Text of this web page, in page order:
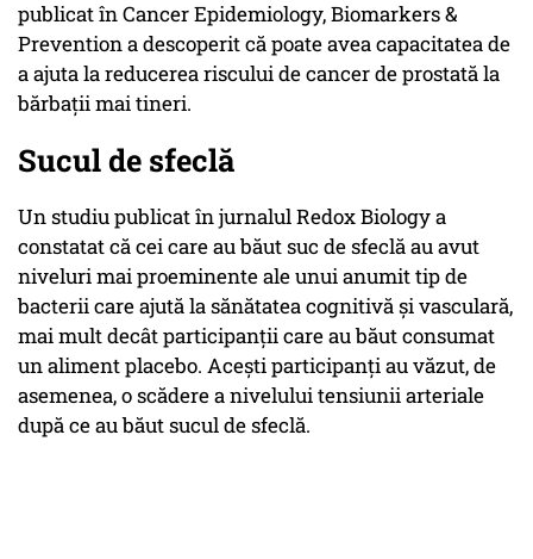
publicat în Cancer Epidemiology, Biomarkers &
Prevention a descoperit că poate avea capacitatea de
a ajuta la reducerea riscului de cancer de prostată la
bărbații mai tineri.
Sucul de sfeclă
Un studiu publicat în jurnalul Redox Biology a
constatat că cei care au băut suc de sfeclă au avut
niveluri mai proeminente ale unui anumit tip de
bacterii care ajută la sănătatea cognitivă și vasculară,
mai mult decât participanții care au băut consumat
un aliment placebo. Acești participanți au văzut, de
asemenea, o scădere a nivelului tensiunii arteriale
după ce au băut sucul de sfeclă.